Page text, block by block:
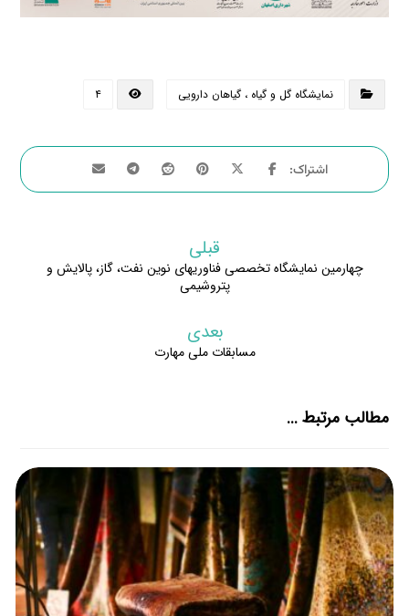
نمایشگاه گل و گیاه ، گیاهان دارویی ۴
قبلی
چهارمین نمایشگاه تخصصی فناوریهای نوین نفت، گاز، پالایش و
پتروشیمی
بعدی
مسابقات ملی مهارت
مطالب مرتبط ...